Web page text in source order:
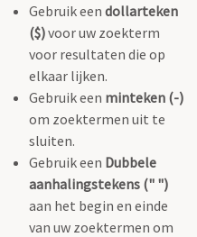
Gebruik een dollarteken
($)voor uw zoekterm
voor resultaten die op
elkaar lijken.
Gebruik een minteken (-)
om zoektermen uit te
sluiten.
Gebruik een Dubbele
aanhalingstekens (" ")
aan het begin en einde
van uw zoektermen om